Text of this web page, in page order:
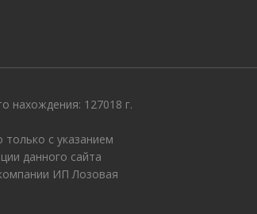
нахождения: 127018 г.
с указанием
данного сайта
ИП Лозовая